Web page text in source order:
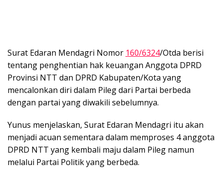
Surat Edaran Mendagri Nomor 160/6324/Otda berisi
tentang penghentian hak keuangan Anggota DPRD
Provinsi NTT dan DPRD Kabupaten/Kota yang
mencalonkan diri dalam Pileg dari Partai berbeda
dengan partai yang diwakili sebelumnya.
Yunus menjelaskan, Surat Edaran Mendagri itu akan
menjadi acuan sementara dalam memproses 4 anggota
DPRD NTT yang kembali maju dalam Pileg namun
melalui Partai Politik yang berbeda.